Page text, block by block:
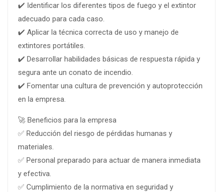
✔️ Identificar los diferentes tipos de fuego y el extintor
adecuado para cada caso.
✔️ Aplicar la técnica correcta de uso y manejo de
extintores portátiles.
✔️ Desarrollar habilidades básicas de respuesta rápida y
segura ante un conato de incendio.
✔️ Fomentar una cultura de prevención y autoprotección
en la empresa.
🚀 Beneficios para la empresa
✅ Reducción del riesgo de pérdidas humanas y
materiales.
✅ Personal preparado para actuar de manera inmediata
y efectiva.
✅ Cumplimiento de la normativa en seguridad y